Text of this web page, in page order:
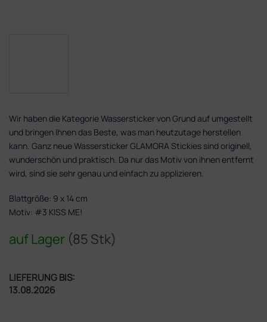
auf Lager (85 Stk)
LIEFERUNG BIS:
13.08.2026
Wir haben die Kategorie Wassersticker von Grund auf umgestellt
und bringen Ihnen das Beste, was man heutzutage herstellen
kann. Ganz neue Wassersticker GLAMORA Stickies sind originell,
wunderschön und praktisch. Da nur das Motiv von ihnen entfernt
wird, sind sie sehr genau und einfach zu applizieren.
Blattgröße: 9 x 14 cm
Motiv: #3 KISS ME!